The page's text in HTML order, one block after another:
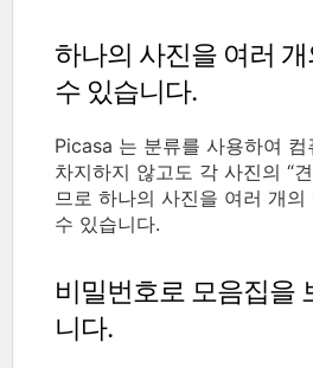
하나의 사진을 여러
수 있습니다.
Picasa 는 분류를 사용하여
차지하지 않고도 각 사진의 “
므로 하나의 사진을 여러 개
수 있습니다.
비밀번호로 모음집을
니다.